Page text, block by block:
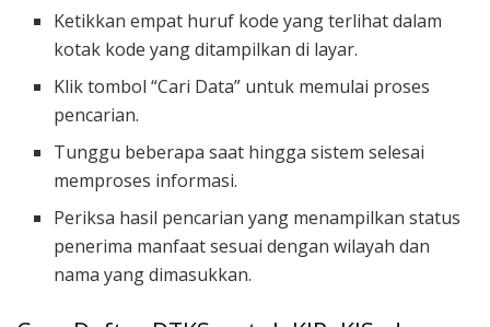
Ketikkan empat huruf kode yang terlihat dalam
kotak kode yang ditampilkan di layar.
Klik tombol “Cari Data” untuk memulai proses
pencarian.
Tunggu beberapa saat hingga sistem selesai
memproses informasi.
Periksa hasil pencarian yang menampilkan status
penerima manfaat sesuai dengan wilayah dan
nama yang dimasukkan.